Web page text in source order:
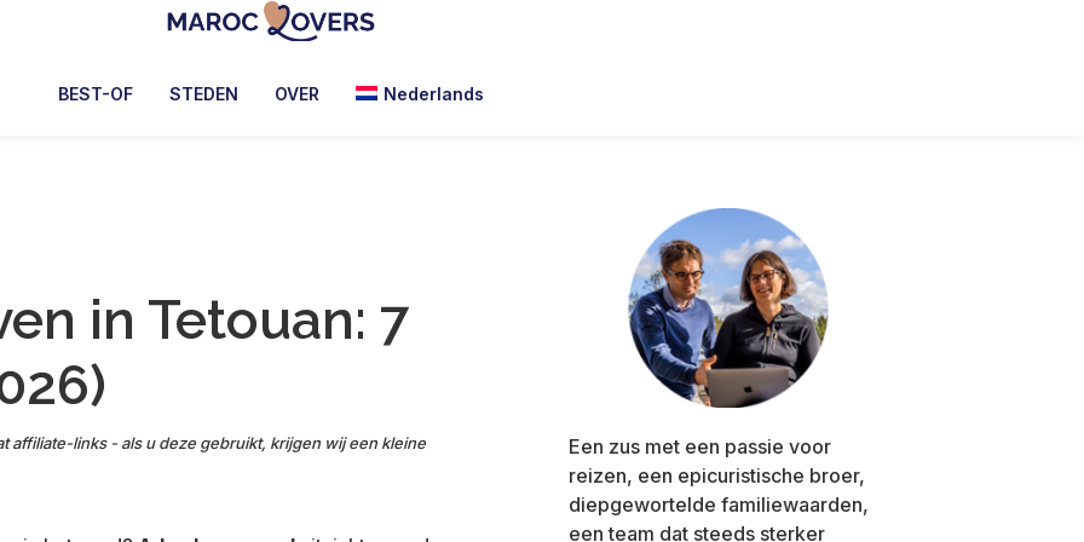
BEST-OF STEDEN OVER Nederlands
in Tetouan: 7
affiliate-links - als u deze gebruikt, krijgen wij een kleine
Primary
Sidebar
Een zus met een passie voor
reizen, een epicuristische broer,
diepgewortelde familiewaarden,
een team dat steeds sterker